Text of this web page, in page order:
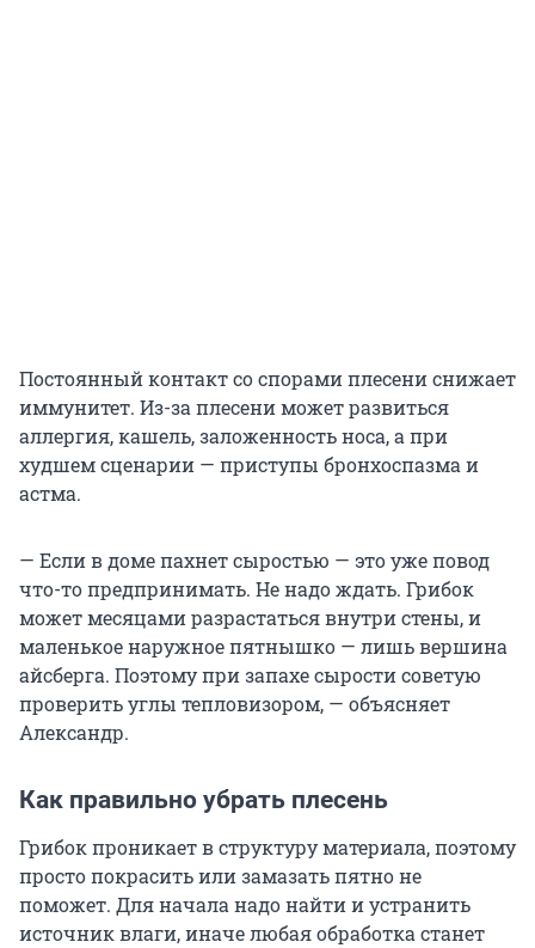
Постоянный контакт со спорами плесени снижает
иммунитет. Из-за плесени может развиться
аллергия, кашель, заложенность носа, а при
худшем сценарии — приступы бронхоспазма и
астма.
— Если в доме пахнет сыростью — это уже повод
что-то предпринимать. Не надо ждать. Грибок
может месяцами разрастаться внутри стены, и
маленькое наружное пятнышко — лишь вершина
айсберга. Поэтому при запахе сырости советую
проверить углы тепловизором, — объясняет
Александр.
Как правильно убрать плесень
Грибок проникает в структуру материала, поэтому
просто покрасить или замазать пятно не
поможет. Для начала надо найти и устранить
источник влаги, иначе любая обработка станет